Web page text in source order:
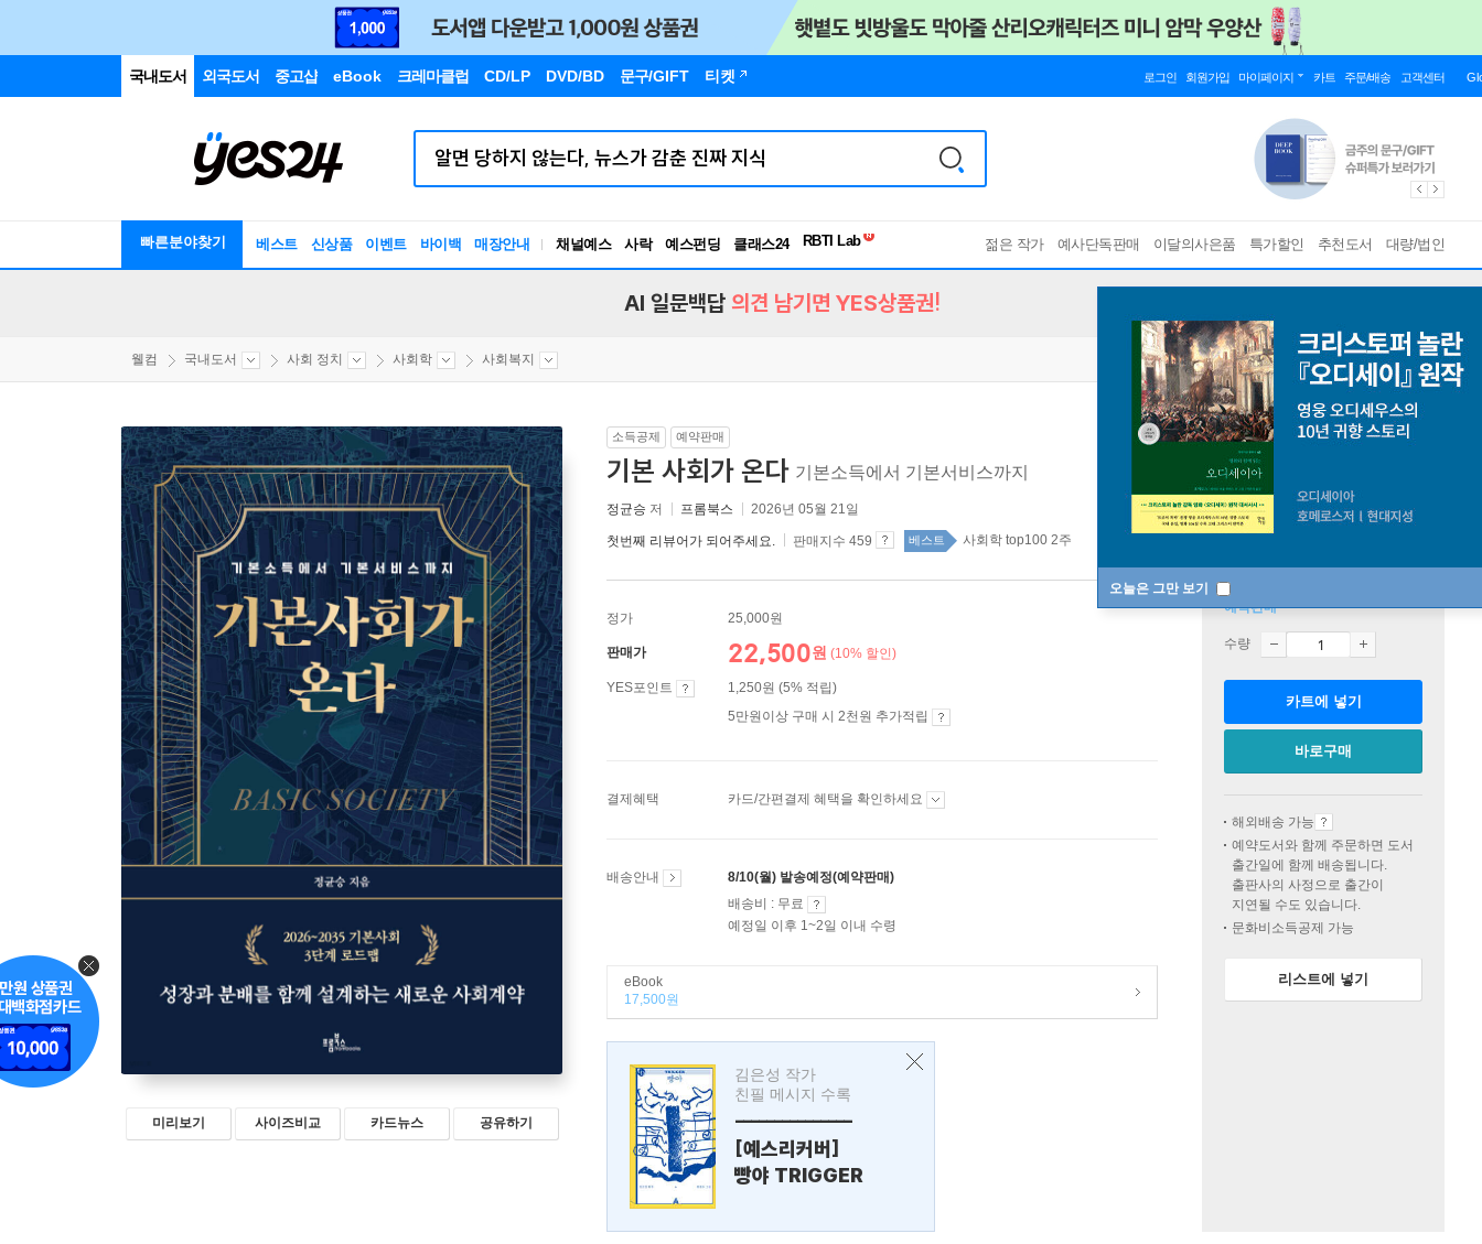
국내도서 외국도서 중고샵 eBook 크레마클럽 CD/LP DVD/BD 문구/GIFT 티켓 로그인 회원가입 마이페이지 카트 주문/배송 고객센터
빠른분야찾기 베스트 신상품 이벤트 바이백 매장안내 채널예스 사락 예스펀딩 클래스24
독서유형검사
젊은 작가 예사단독판매 이달의사은품 특가할인 추천도서 대량/법인
오늘은 그만 보기
AI 일문백답 의견 남기면 YES상품권!
웰컴 국내도서 사회 정치 사회학 사회복지
미리보기 사이즈비교 카드뉴스 공유하기
소득공제 예약판매
기본 사회가 온다 기본소득에서 기본서비스까지
정균승 저 프롬북스 2026년 05월 21일
첫번째 리뷰어가 되어주세요. 판매지수 459 베스트 사회학 top100 2주
정가 25,000원
판매가 22,500원 (10% 할인)
YES포인트
1,250원 (5% 적립)
5만원이상 구매 시 2천원 추가적립
결제혜택 카드/간편결제 혜택을 확인하세요
배송안내
8/10(월) 발송예정(예약판매)
배송비 : 무료
예정일 이후 1~2일 이내 수령
eBook
17,500원
김은성 작가
친필 메시지 수록
---------------
[예스리커버]
빵야 TRIGGER
예약판매
수량
카트에 넣기
바로구매
해외배송 가능
예약도서와 함께 주문하면 도서
출간일에 함께 배송됩니다.
출판사의 사정으로 출간이
지연될 수도 있습니다.
문화비소득공제 가능
리스트에 넣기